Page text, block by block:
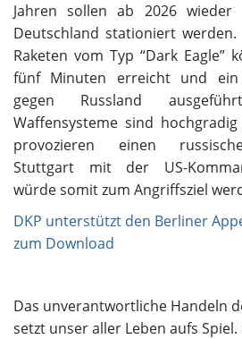
t
Jahren sollen ab 2026 wieder
Deutschland stationiert
Raketen vom Typ “Dark Eagle”
fünf Minuten erreicht und ein
gegen Russland
Waffensysteme sind
provozieren einen
Stuttgart mit der US-
würde somit zum Angriffsziel
DKP unterstützt den Berliner
zum Download
Das unverantwortliche Handeln
setzt unser aller Leben aufs